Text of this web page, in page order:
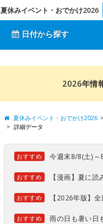
夏休みイベント・おでかけ2026
日付から探す
2026年情
夏休みイベント・おでかけ2026
詳細データ
おすすめ 今週末8/8(土)～
おすすめ 【漫画】夏に
おすすめ 【2026年版】
おすすめ 雨の日も暑い日